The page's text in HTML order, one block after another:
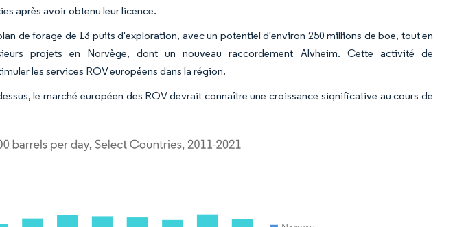
après avoir obtenu leur licence.
de forage de 13 puits d'exploration, avec un potentiel d'environ 250 millions de boe, tout en
projets en Norvège, dont un nouveau raccordement Alvheim. Cette activité de
les services ROV européens dans la région.
le marché européen des ROV devrait connaître une croissance significative au cours de